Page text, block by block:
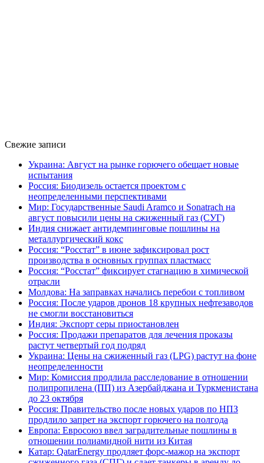
Свежие записи
Украина: Август на рынке горючего обещает новые
испытания
Россия: Биодизель остается проектом с
неопределенными перспективами
Мир: Государственные Saudi Aramco и Sonatrach на
август повысили цены на сжиженный газ (СУГ)
Индия снижает антидемпинговые пошлины на
металлургический кокс
Россия: “Росстат” в июне зафиксировал рост
производства в основных группах пластмасс
Россия: “Росстат” фиксирует стагнацию в химической
отрасли
Молдова: На заправках начались перебои с топливом
Россия: После ударов дронов 18 крупных нефтезаводов
не смогли восстановиться
Индия: Экспорт серы приостановлен
Россия: Продажи препаратов для лечения проказы
растут четвертый год подряд
Украина: Цены на сжиженный газ (LPG) растут на фоне
неопределенности
Мир: Комиссия продлила расследование в отношении
полипропилена (ПП) из Азербайджана и Туркменистана
до 23 октября
Россия: Правительство после новых ударов по НПЗ
продлило запрет на экспорт горючего на полгода
Европа: Евросоюз ввел заградительные пошлины в
отношении полиамидной нити из Китая
Катар: QatarEnergy продляет форс-мажор на экспорт